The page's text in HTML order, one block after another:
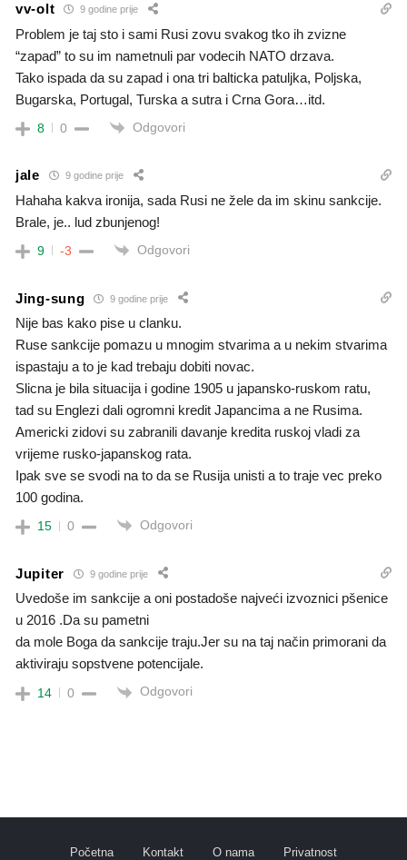
vv-olt 9 godine prije
Problem je taj sto i sami Rusi zovu svakog tko ih zvizne
“zapad” to su im nametnuli par vodecih NATO drzava.
Tako ispada da su zapad i ona tri balticka patuljka, Poljska,
Bugarska, Portugal, Turska a sutra i Crna Gora…itd.
8 0 Odgovori
jale 9 godine prije
Hahaha kakva ironija, sada Rusi ne žele da im skinu sankcije.
Brale, je.. lud zbunjenog!
9 -3 Odgovori
Jing-sung 9 godine prije
Nije bas kako pise u clanku.
Ruse sankcije pomazu u mnogim stvarima a u nekim stvarima
ispastaju a to je kad trebaju dobiti novac.
Slicna je bila situacija i godine 1905 u japansko-ruskom ratu,
tad su Englezi dali ogromni kredit Japancima a ne Rusima.
Americki zidovi su zabranili davanje kredita ruskoj vladi za
vrijeme rusko-japanskog rata.
Ipak sve se svodi na to da se Rusija unisti a to traje vec preko
100 godina.
15 0 Odgovori
Jupiter 9 godine prije
Uvedoše im sankcije a oni postadoše najveći izvoznici pšenice
u 2016 .Da su pametni
da mole Boga da sankcije traju.Jer su na taj način primorani da
aktiviraju sopstvene potencijale.
14 0 Odgovori
Početna Kontakt O nama Privatnost